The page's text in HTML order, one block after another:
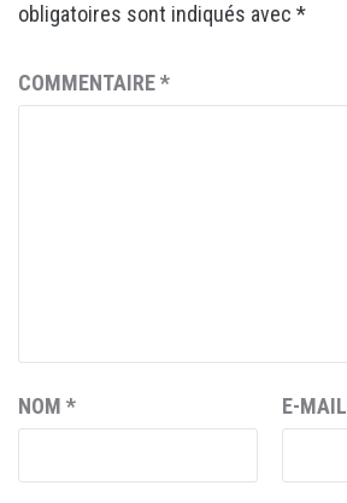
obligatoires sont indiqués avec *
COMMENTAIRE*
NOM * E-MAIL